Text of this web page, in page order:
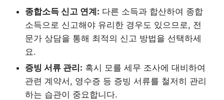
종합소득 신고 연계: 다른 소득과 합산하여 종합
소득으로 신고해야 유리한 경우도 있으므로, 전
문가 상담을 통해 최적의 신고 방법을 선택하세
요.
증빙 서류 관리: 혹시 모를 세무 조사에 대비하여
관련 계약서, 영수증 등 증빙 서류를 철저히 관리
하는 습관이 중요합니다.